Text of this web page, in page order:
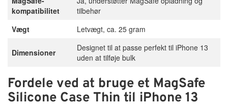
kompatibilitet
tilbehør
Vægt
Letvægt, ca. 25 gram
Dimensioner
Designet til at passe perfekt til iPhone 13
uden at tilføje bulk
Fordele ved at bruge et MagSafe
Silicone Case Thin til iPhone 13